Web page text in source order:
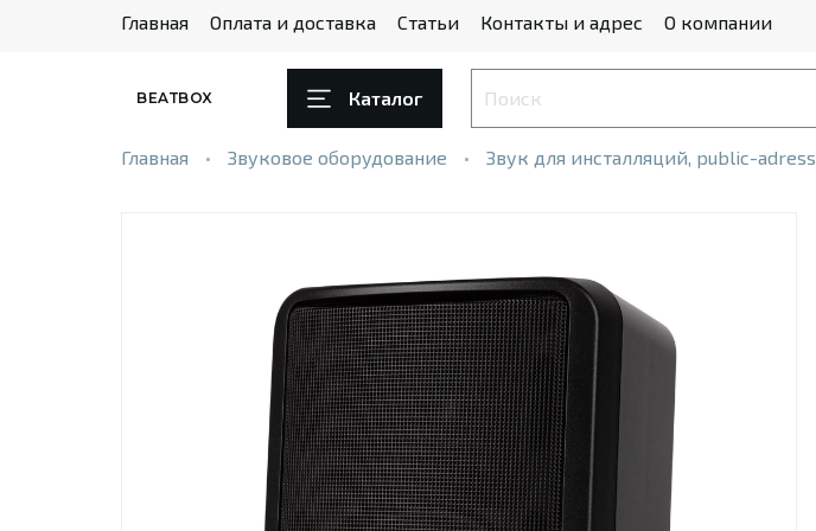
Главная Оплата и доставка Статьи Контакты и адрес О компании
BEATBOX Каталог
Главная Звуковое оборудование Звук для инсталляций, public-adress